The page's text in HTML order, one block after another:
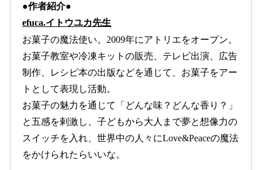
●作者紹介●
efuca.イトウユカ先生
お菓子の魔法使い。2009年にアトリエをオープン。
お菓子教室や冷凍キットの販売、テレビ出演、広告
制作、レシピ本の出版などを通じて、お菓子をアー
トとして表現し活動。
お菓子の魅力を通じて「どんな味？どんな香り？」
と五感を剌激し、子どもから大人まで夢と想像力の
スイッチを入れ、世界中の人々にLove&Peaceの魔法
をかけられたらいいな。